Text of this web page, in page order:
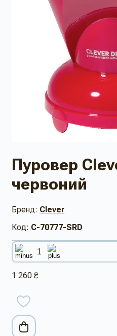
Пуровер
червоний
Бренд: Clever
Код: C-70777-SRD
1 260 ₴